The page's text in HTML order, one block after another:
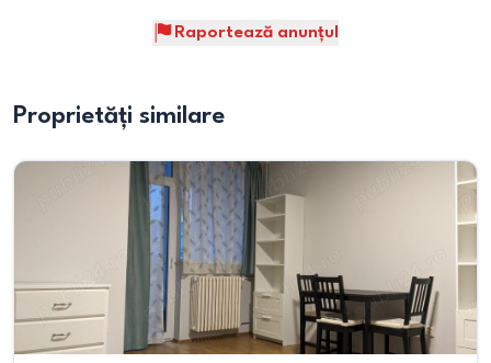
Raportează anunțul
Proprietăți similare